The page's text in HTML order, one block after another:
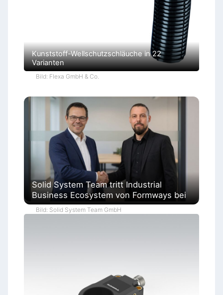
Kunststoff-Wellschutzschläuche in 22
Varianten
Bild: Flexa GmbH & Co.
Solid System Team tritt Industrial
Business Ecosystem von Formways bei
Bild: Solid System Team GmbH